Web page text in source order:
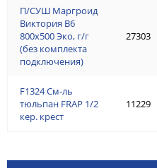
П/СУШ Маргроид
Виктория В6
800х500 Эко, г/г
(без комплекта
подключения)
F1324 См-ль
тюльпан FRAP 1/2
кер. крест
27303
11229